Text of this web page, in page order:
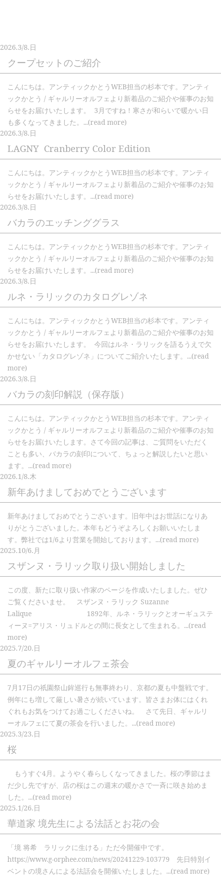
2026.3/8.日
クープセットのご紹介
こんにちは。アンティックかとうWEB担当の杉本です。アンティ
ックかとう / ギャルリーオルフェより新着品のご紹介や催事のお知
らせをお届けいたします。 3月ですね！寒さが和らいで暖かい日
も多くなってきました。...(read more)
2026.3/8.日
LAGNY Cranberry Color Edition
こんにちは。アンティックかとうWEB担当の杉本です。アンティ
ックかとう / ギャルリーオルフェより新着品のご紹介や催事のお知
らせをお届けいたします。...(read more)
2026.3/8.日
バカラのエッチンググラス
こんにちは。アンティックかとうWEB担当の杉本です。アンティ
ックかとう / ギャルリーオルフェより新着品のご紹介や催事のお知
らせをお届けいたします。...(read more)
2026.3/8.日
ルネ・ラリックのカタログレゾネ
こんにちは。アンティックかとうWEB担当の杉本です。アンティ
ックかとう / ギャルリーオルフェより新着品のご紹介や催事のお知
らせをお届けいたします。 今回はルネ・ラリックを語るうえで欠
かせない「カタログレゾネ」についてご紹介いたします。...(read
more)
2026.3/8.日
バカラの刻印解説（保存版）
こんにちは。アンティックかとうWEB担当の杉本です。アンティ
ックかとう / ギャルリーオルフェより新着品のご紹介や催事のお知
らせをお届けいたします。さて今回の記事は、ご質問をいただく
ことも多い、バカラの刻印について、ちょっと解説したいと思い
ます。...(read more)
2026.1/8.木
新年あけましておめでとうございます
新年あけましておめでとうございます。旧年中はお世話になりあ
りがとうございました。本年もどうぞよろしくお願いいたしま
す。弊社では1/6より営業を開始しております。...(read more)
2025.10/6.月
スザンヌ・ラリック取り扱い開始しました
この度、新たに取り扱い作家のページを作成いたしました。ぜひ
ご覧くださいませ。 スザンヌ・ラリック Suzanne
Lalique 1892年、ルネ・ラリックとオーギュステ
ィーヌ=アリス・リュドルとの間に長女として生まれる。...(read
more)
2025.7/20.日
夏のギャルリーオルフェ茶会
7月17日の祇園祭山鉾巡行も無事終わり、京都の夏も中盤戦です。
例年にも増して厳しい暑さが続いています。皆さまお体にはくれ
ぐれもお気をつけてお過ごしくださいね。 さて先日、ギャルリ
ーオルフェにて夏の茶会を行いました。...(read more)
2025.3/23.日
桜
もうすぐ4月。ようやく春らしくなってきました。桜の季節はま
だ少し先ですが、店の桜はこの週末の暖かさで一斉に咲き始めま
した。...(read more)
2025.1/26.日
華道家 境先生による法話とお花の会
「境 将希 ラリックに生ける」ただ今開催中です。
https://www.g-orphee.com/news/20241229-103779 先日特別イ
ベントの境さんによる法話会を開催いたしました。...(read more)